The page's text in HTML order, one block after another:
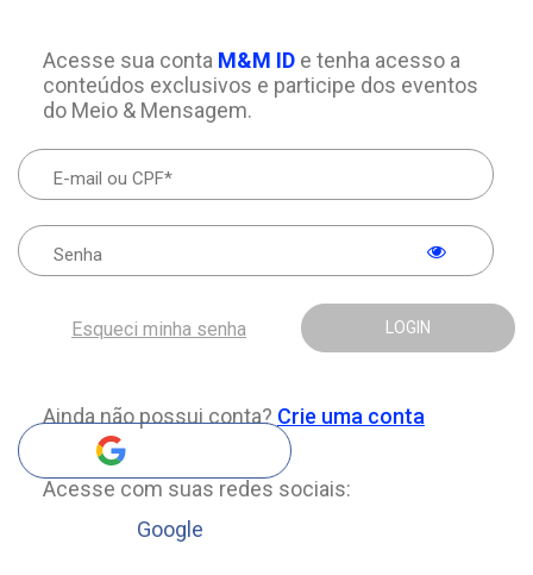
Acesse sua conta M&M IDe tenha acesso a
conteúdos exclusivos e participe dos eventos
do Meio & Mensagem.
LOGIN
Esqueci minha senha
Ainda não possui conta? Crie uma conta
Acesse com suas redes sociais:
Google